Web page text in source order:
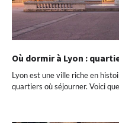
Où dormir à Lyon :
Lyon est une ville riche en
quartiers où séjourner. Voici